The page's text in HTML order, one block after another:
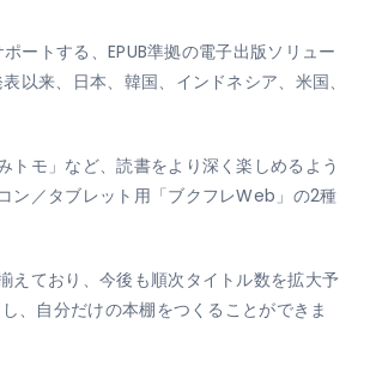
ートする、EPUB準拠の電子出版ソリュー
以来、日本、韓国、インドネシア、米国、
モ」など、読書をより深く楽しめるよう
ン／タブレット用「ブクフレWeb」の2種
えており、今後も順次タイトル数を拡大予
、自分だけの本棚をつくることができま